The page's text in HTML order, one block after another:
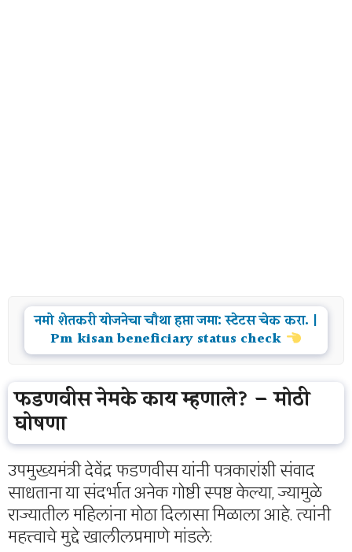
नमो शेतकरी योजनेचा चौथा हप्ता जमा: स्टेटस चेक करा. |
Pm kisan beneficiary status check
फडणवीस नेमके काय म्हणाले? – मोठी
घोषणा
उपमुख्यमंत्री देवेंद्र फडणवीस यांनी पत्रकारांशी संवाद
साधताना या संदर्भात अनेक गोष्टी स्पष्ट केल्या, ज्यामुळे
राज्यातील महिलांना मोठा दिलासा मिळाला आहे. त्यांनी
महत्त्वाचे मुद्दे खालीलप्रमाणे मांडले: